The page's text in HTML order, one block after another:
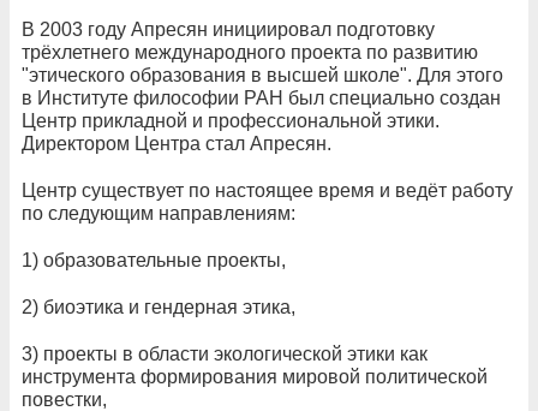
В 2003 году Апресян инициировал подготовку
трёхлетнего международного проекта по развитию
"этического образования в высшей школе". Для этого
в Институте философии РАН был специально создан
Центр прикладной и профессиональной этики.
Директором Центра стал Апресян.
Центр существует по настоящее время и ведёт работу
по следующим направлениям:
1) образовательные проекты,
2) биоэтика и гендерная этика,
3) проекты в области экологической этики как
инструмента формирования мировой политической
повестки,